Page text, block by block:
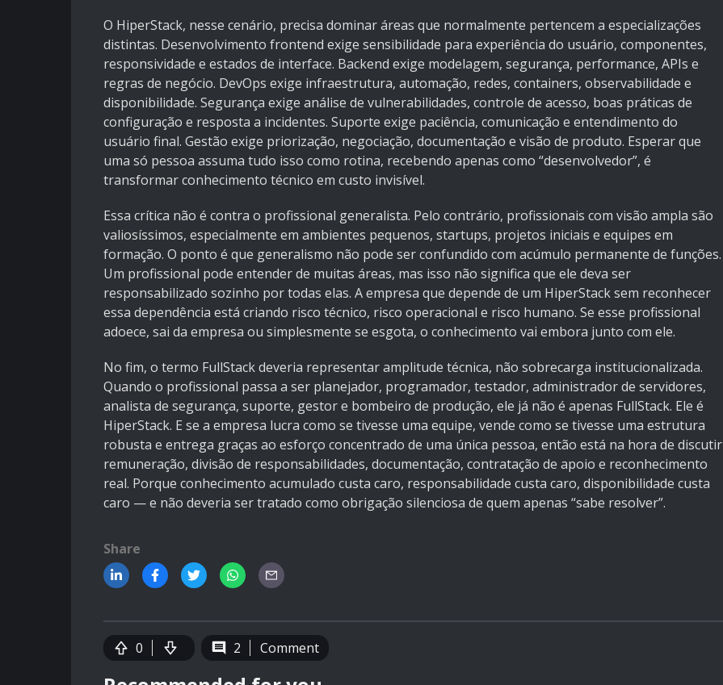
O HiperStack, nesse cenário, precisa dominar áreas que normalmente pertencem a especializações
distintas. Desenvolvimento frontend exige sensibilidade para experiência do usuário, componentes,
responsividade e estados de interface. Backend exige modelagem, segurança, performance, APIs e
regras de negócio. DevOps exige infraestrutura, automação, redes, containers, observabilidade e
disponibilidade. Segurança exige análise de vulnerabilidades, controle de acesso, boas práticas de
configuração e resposta a incidentes. Suporte exige paciência, comunicação e entendimento do
usuário final. Gestão exige priorização, negociação, documentação e visão de produto. Esperar que
uma só pessoa assuma tudo isso como rotina, recebendo apenas como “desenvolvedor”, é
transformar conhecimento técnico em custo invisível.
Essa crítica não é contra o profissional generalista. Pelo contrário, profissionais com visão ampla são
valiosíssimos, especialmente em ambientes pequenos, startups, projetos iniciais e equipes em
formação. O ponto é que generalismo não pode ser confundido com acúmulo permanente de funções.
Um profissional pode entender de muitas áreas, mas isso não significa que ele deva ser
responsabilizado sozinho por todas elas. A empresa que depende de um HiperStack sem reconhecer
essa dependência está criando risco técnico, risco operacional e risco humano. Se esse profissional
adoece, sai da empresa ou simplesmente se esgota, o conhecimento vai embora junto com ele.
No fim, o termo FullStack deveria representar amplitude técnica, não sobrecarga institucionalizada.
Quando o profissional passa a ser planejador, programador, testador, administrador de servidores,
analista de segurança, suporte, gestor e bombeiro de produção, ele já não é apenas FullStack. Ele é
HiperStack. E se a empresa lucra como se tivesse uma equipe, vende como se tivesse uma estrutura
robusta e entrega graças ao esforço concentrado de uma única pessoa, então está na hora de discutir
remuneração, divisão de responsabilidades, documentação, contratação de apoio e reconhecimento
real. Porque conhecimento acumulado custa caro, responsabilidade custa caro, disponibilidade custa
caro — e não deveria ser tratado como obrigação silenciosa de quem apenas “sabe resolver”.
Share
0 2 Comment